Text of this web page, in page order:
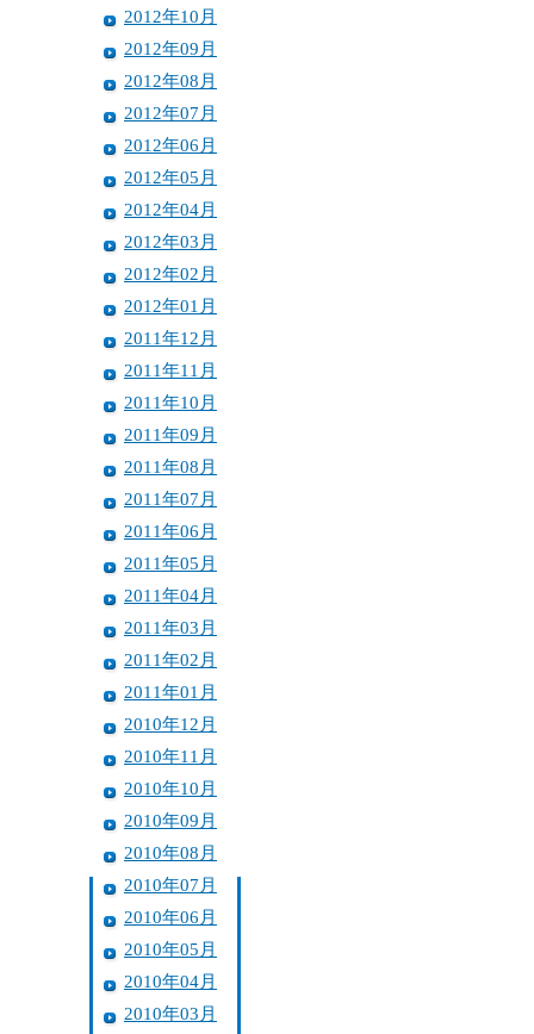
2012年10月
2012年09月
2012年08月
2012年07月
2012年06月
2012年05月
2012年04月
2012年03月
2012年02月
2012年01月
2011年12月
2011年11月
2011年10月
2011年09月
2011年08月
2011年07月
2011年06月
2011年05月
2011年04月
2011年03月
2011年02月
2011年01月
2010年12月
2010年11月
2010年10月
2010年09月
2010年08月
2010年07月
2010年06月
2010年05月
2010年04月
2010年03月